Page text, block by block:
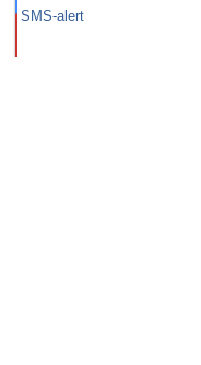
SMS-alert